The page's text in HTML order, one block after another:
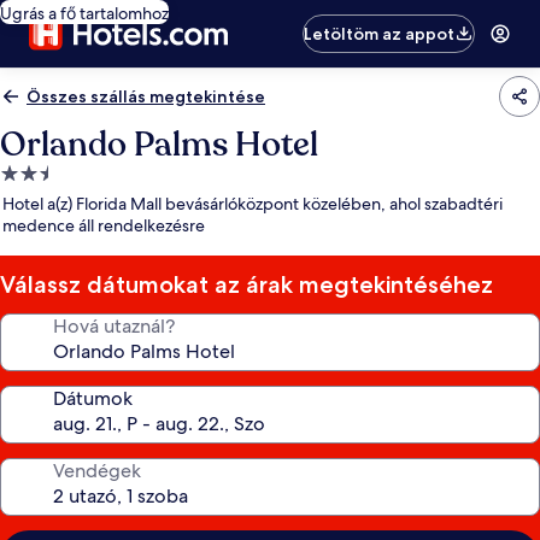
Ugrás a fő tartalomhoz
Letöltöm az appot
Összes szállás megtekintése
Orlando Palms Hotel
2.5
csillagos
szálláshely
Hotel a(z) Florida Mall bevásárlóközpont közelében, ahol szabadtéri
medence áll rendelkezésre
Válassz dátumokat az árak megtekintéséhez
Hová utaznál?
Dátumok
Vendégek